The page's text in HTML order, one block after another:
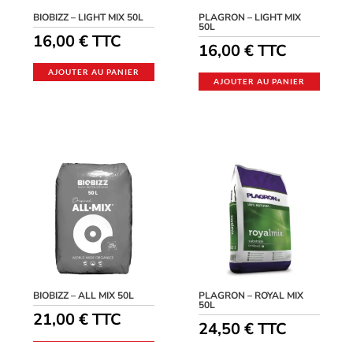
BIOBIZZ – LIGHT MIX 50L
16,00€ TTC
AJOUTER AU PANIER
PLAGRON – LIGHT MIX
50L
16,00€TTC
AJOUTER AU PANIER
BIOBIZZ – ALL MIX 50L
21,00€ TTC
PLAGRON – ROYAL MIX
50L
24,50€TTC